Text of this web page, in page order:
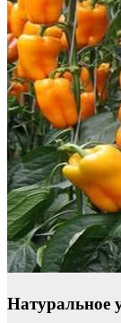
Натуральное